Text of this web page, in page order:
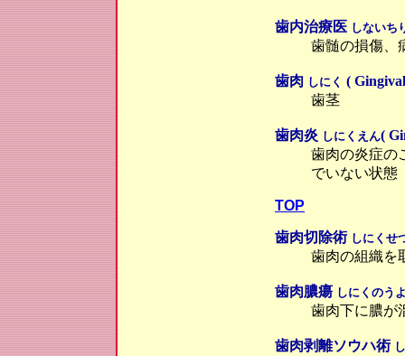
歯内治療医 しないち
歯髄の損傷、
歯肉 しにく (
歯茎
歯肉炎 しにくえん(
歯肉の炎症の
でいない状態
TOP
歯肉切除術 しにくせ
歯肉の組織を
歯肉膿瘍 しにくのう
歯肉下に膿が
歯肉剥離ソウハ術